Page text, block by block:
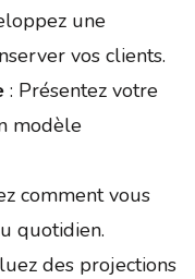
une
vos clients.
: Présentez votre
modèle
comment vous
quotidien.
des projections